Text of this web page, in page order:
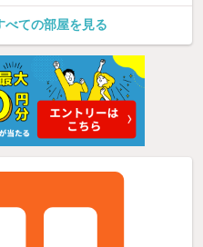
べての部屋を見る